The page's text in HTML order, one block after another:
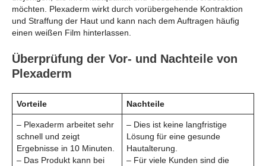
möchten. Plexaderm wirkt durch vorübergehende Kontraktion
und Straffung der Haut und kann nach dem Auftragen häufig
einen weißen Film hinterlassen.
Überprüfung der Vor- und Nachteile von
Plexaderm
Vorteile Nachteile
– Plexaderm arbeitet sehr
schnell und zeigt
Ergebnisse in 10 Minuten.
– Das Produkt kann bei
– Dies ist keine langfristige
Lösung für eine gesunde
Hautalterung.
– Für viele Kunden sind die